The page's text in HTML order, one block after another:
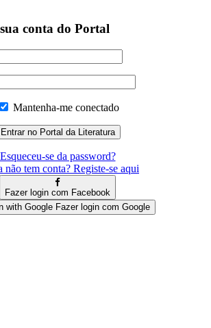
conta do Portal
Mantenha-me conectado
Esqueceu-se da password?
não tem conta? Registe-se aqui
Fazer login com Facebook
Fazer login com Google